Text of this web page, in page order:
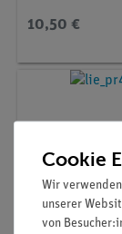
10,50 €
Cookie
Wir
unserer
von